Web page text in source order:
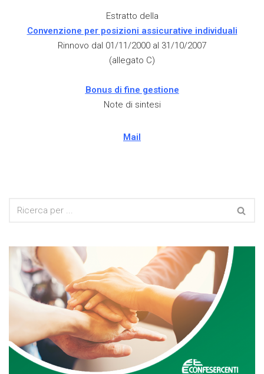
Estratto della
Convenzione per posizioni assicurative individuali
Rinnovo dal 01/11/2000 al 31/10/2007
(allegato C)
Bonus di fine gestione
Note di sintesi
Mail